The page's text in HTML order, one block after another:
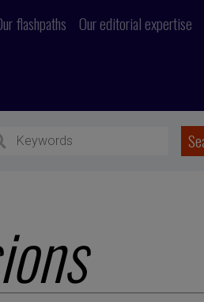
flashpaths Our editorial expertise